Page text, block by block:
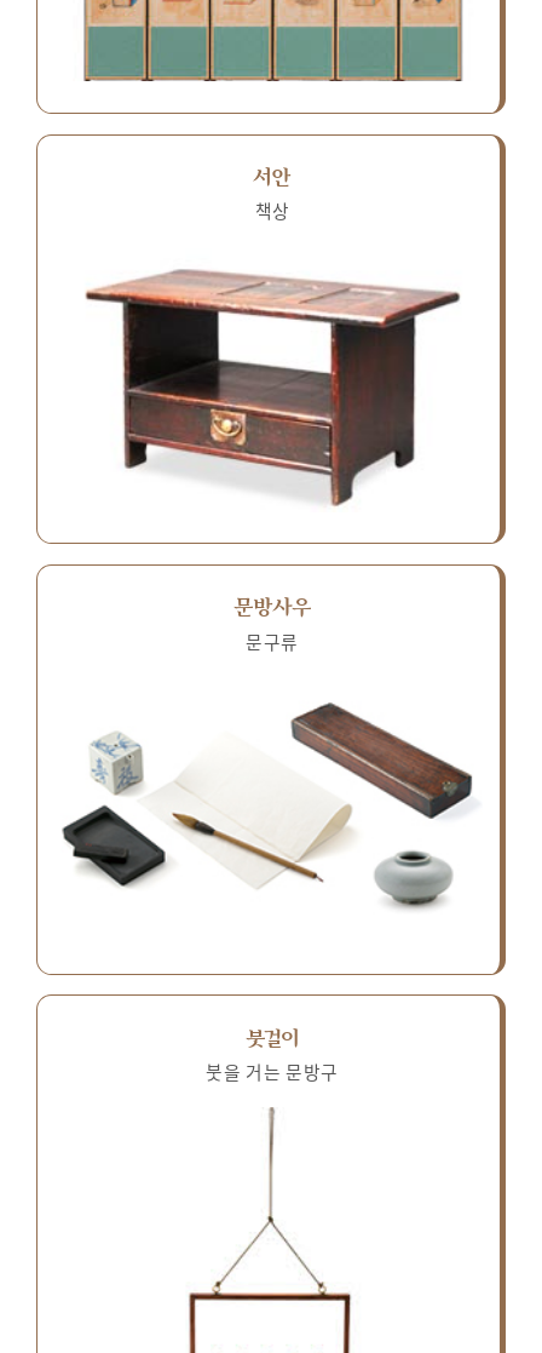
서안
책상
문방사우
문구류
붓걸이
붓을 거는 문방구